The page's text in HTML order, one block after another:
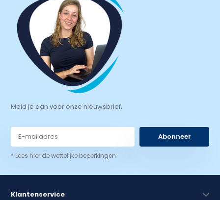
Meld je aan voor onze nieuwsbrief.
Abonneer
* Lees hier de wettelijke beperkingen
Klantenservice